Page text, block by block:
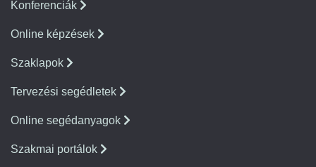
Konferenciák
Online képzések
Szaklapok
Tervezési segédletek
Online segédanyagok
Szakmai portálok